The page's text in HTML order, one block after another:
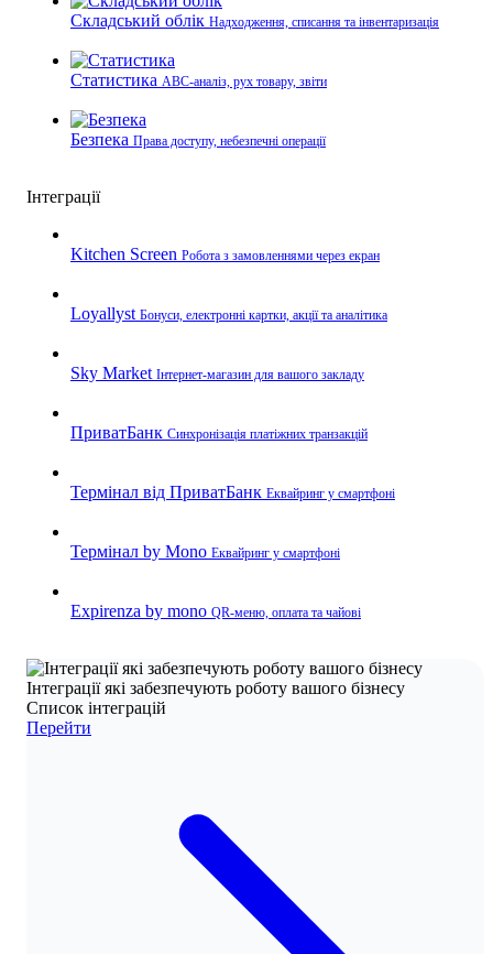
Складський облік Надходження, списання та інвентаризація
Статистика ABC-аналіз, рух товару, звіти
Безпека Права доступу, небезпечні операції
Інтеграції
Kitchen Screen Робота з замовленнями через екран
Loyallyst Бонуси, електронні картки, акції та аналітика
Sky Market Інтернет-магазин для вашого закладу
ПриватБанк Синхронізація платіжних транзакцій
Термінал від ПриватБанк Еквайринг у смартфоні
Термінал by Mono Еквайринг у смартфоні
Expirenza by mono QR-меню, оплата та чайові
Інтеграції які забезпечують роботу вашого бізнесу
Список інтеграцій
Перейти